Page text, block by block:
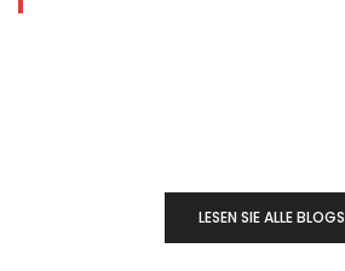
LESEN SIE ALLE BLOGS